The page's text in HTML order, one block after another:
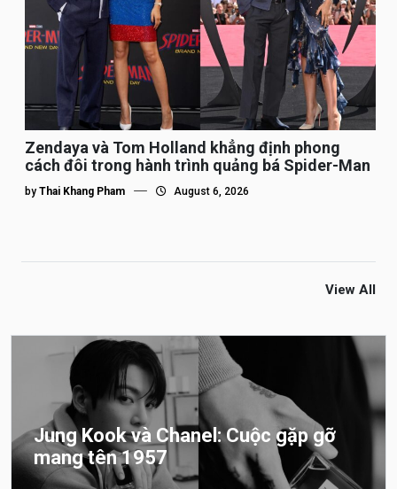
Zendaya và Tom Holland khẳng định phong
cách đôi trong hành trình quảng bá Spider-Man
by Thai Khang Pham August 6, 2026
View All
Jung Kook và Chanel: Cuộc gặp gỡ
mang tên 1957